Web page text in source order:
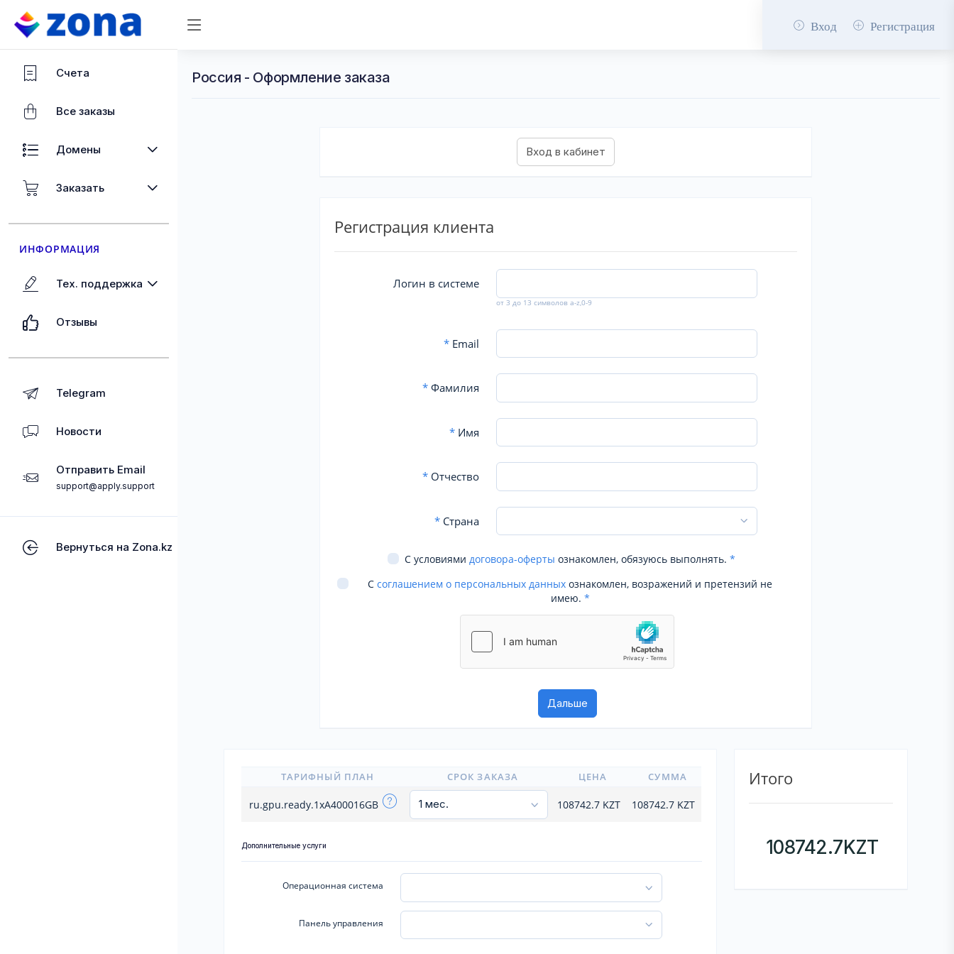
Вход Регистрация
Счета
Все заказы
Домены
Заказать
ИНФОРМАЦИЯ
Тех. поддержка
Отзывы
Telegram
Новости
Отправить Email
support@apply.support
Вернуться на Zona.kz
Россия - Оформление заказа
Регистрация клиента
Логин в системе
от 3 до 13 символов a-z,0-9
*Email
*Фамилия
*Имя
*Отчество
*Страна
С условиями договора-оферты ознакомлен, обязуюсь выполнять. *
С соглашением о персональных данных ознакомлен, возражений и претензий не
имею. *
ТАРИФНЫЙ ПЛАН СРОК ЗАКАЗА ЦЕНА СУММА
ru.gpu.ready.1xA400016GB 108742.7KZT 108742.7 KZT
Дополнительные услуги
Операционная система
Панель управления
Итого
108742.7KZT